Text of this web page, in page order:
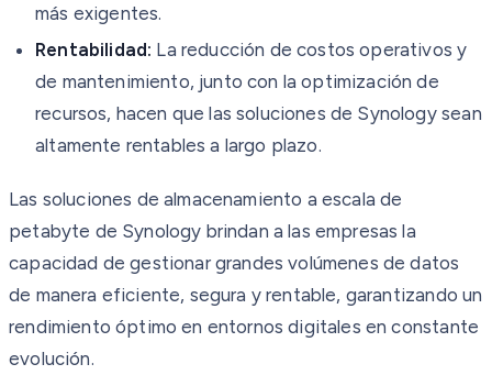
más exigentes.
Rentabilidad: La reducción de costos operativos y
de mantenimiento, junto con la optimización de
recursos, hacen que las soluciones de Synology sean
altamente rentables a largo plazo.
Las soluciones de almacenamiento a escala de
petabyte de Synology brindan a las empresas la
capacidad de gestionar grandes volúmenes de datos
de manera eficiente, segura y rentable, garantizando un
rendimiento óptimo en entornos digitales en constante
evolución.